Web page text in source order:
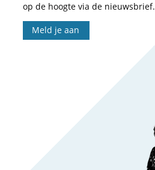
op de hoogte via de nieuwsbrief.
Meld je aan